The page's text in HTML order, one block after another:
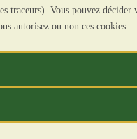
on durcit les sanctions
illégale
traceurs). Vous pouvez décider
autorisez ou non ces cookies.